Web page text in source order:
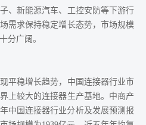
、新能源汽车、工控安防等下游行
需求保持稳定增长态势，市场规模
分广阔。
平稳增长趋势，中国连接器行业市
上较大的连接器生产基地。中商产
中国连接器行业分析及发展预测报